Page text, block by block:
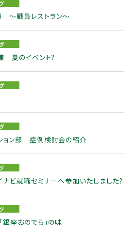
職員レストラン～
夏のイベント?
ション部 症例検討会の紹介
ビ就職セミナーへ参加いたしました?
座おのでら」の味